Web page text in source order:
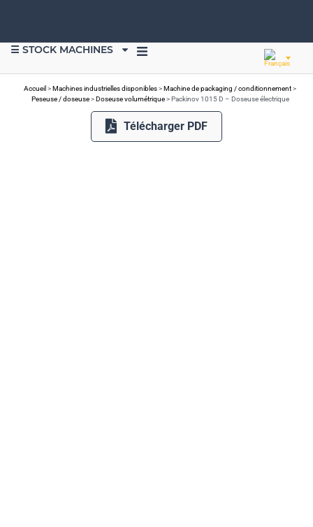
☰ STOCK MACHINES
Accueil >Machines industrielles disponibles>Machine de packaging / conditionnement>
Peseuse / doseuse>Doseuse volumétrique>Packinov 1015 D – Doseuse électrique
Télécharger PDF